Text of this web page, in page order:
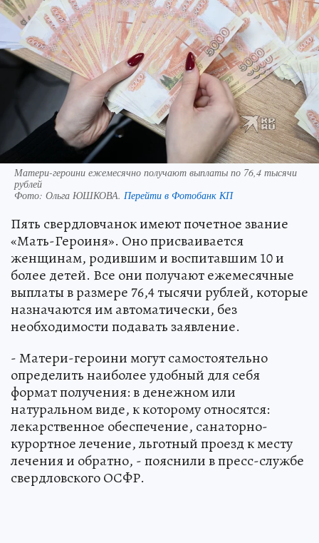
Матери-героини ежемесячно получают выплаты по 76,4 тысячи
рублей
Фото: Ольга ЮШКОВА. Перейти в Фотобанк КП
Пять свердловчанок имеют почетное звание
«Мать-Героиня». Оно присваивается
женщинам, родившим и воспитавшим 10 и
более детей. Все они получают ежемесячные
выплаты в размере 76,4 тысячи рублей, которые
назначаются им автоматически, без
необходимости подавать заявление.
- Матери-героини могут самостоятельно
определить наиболее удобный для себя
формат получения: в денежном или
натуральном виде, к которому относятся:
лекарственное обеспечение, санаторно-
курортное лечение, льготный проезд к месту
лечения и обратно, - пояснили в пресс-службе
свердловского ОСФР.